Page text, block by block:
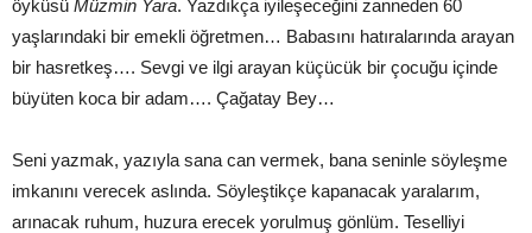
öyküsü Müzmin Yara. Yazdıkça iyileşeceğini zanneden 60
yaşlarındaki bir emekli öğretmen… Babasını hatıralarında arayan
bir hasretkeş…. Sevgi ve ilgi arayan küçücük bir çocuğu içinde
büyüten koca bir adam…. Çağatay Bey…
Seni yazmak, yazıyla sana can vermek, bana seninle söyleşme
imkanını verecek aslında. Söyleştikçe kapanacak yaralarım,
arınacak ruhum, huzura erecek yorulmuş gönlüm. Teselliyi